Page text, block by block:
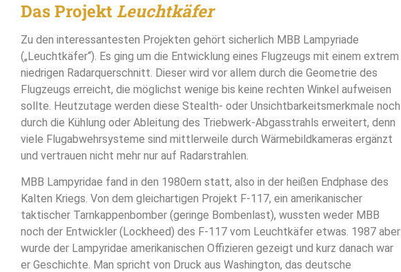
Das Projekt Leuchtkäfer
Zu den interessantesten Projekten gehört sicherlich MBB Lampyriade
(„Leuchtkäfer“). Es ging um die Entwicklung eines Flugzeugs mit einem extrem
niedrigen Radarquerschnitt. Dieser wird vor allem durch die Geometrie des
Flugzeugs erreicht, die möglichst wenige bis keine rechten Winkel aufweisen
sollte. Heutzutage werden diese Stealth- oder Unsichtbarkeitsmerkmale noch
durch die Kühlung oder Ableitung des Triebwerk-Abgasstrahls erweitert, denn
viele Flugabwehrsysteme sind mittlerweile durch Wärmebildkameras ergänzt
und vertrauen nicht mehr nur auf Radarstrahlen.
MBB Lampyridae fand in den 1980ern statt, also in der heißen Endphase des
Kalten Kriegs. Von dem gleichartigen Projekt F-117, ein amerikanischer
taktischer Tarnkappenbomber (geringe Bombenlast), wussten weder MBB
noch der Entwickler (Lockheed) des F-117 vom Leuchtkäfer etwas. 1987 aber
wurde der Lampyridae amerikanischen Offizieren gezeigt und kurz danach war
er Geschichte. Man spricht von Druck aus Washington, das deutsche